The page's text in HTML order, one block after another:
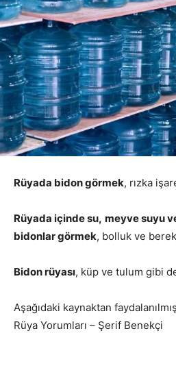
Rüyada bidon görmek, rızka
Rüyada içinde su, meyve suyu
bidonlar görmek, bolluk ve
Bidon rüyası, küp ve tulum gibi
Aşağıdaki kaynaktan
Rüya Yorumları – Şerif Benekçi